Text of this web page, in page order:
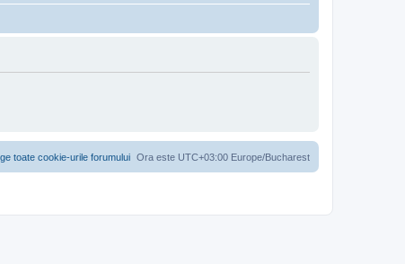
Ora este UTC+03:00 Europe/Bucharest
toate cookie-urile forumului